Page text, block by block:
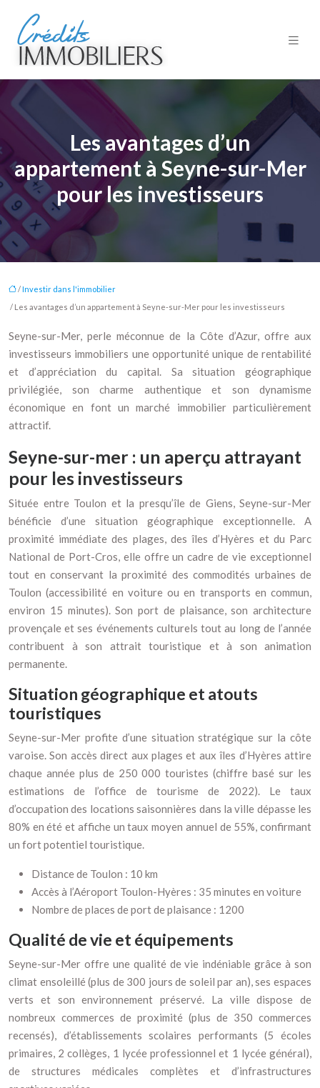
Les avantages d’un
appartement à Seyne-sur-Mer
pour les investisseurs
/Investir dans l'immobilier
/ Les avantages d’un appartement à Seyne-sur-Mer pour les investisseurs
Seyne-sur-Mer, perle méconnue de la Côte d’Azur, offre aux
investisseurs immobiliers une opportunité unique de rentabilité
et d’appréciation du capital. Sa situation géographique
privilégiée, son charme authentique et son dynamisme
économique en font un marché immobilier particulièrement
attractif.
Seyne-sur-mer : un aperçu attrayant
pour les investisseurs
Située entre Toulon et la presqu’île de Giens, Seyne-sur-Mer
bénéficie d’une situation géographique exceptionnelle. A
proximité immédiate des plages, des îles d’Hyères et du Parc
National de Port-Cros, elle offre un cadre de vie exceptionnel
tout en conservant la proximité des commodités urbaines de
Toulon (accessibilité en voiture ou en transports en commun,
environ 15 minutes). Son port de plaisance, son architecture
provençale et ses événements culturels tout au long de l’année
contribuent à son attrait touristique et à son animation
permanente.
Situation géographique et atouts
touristiques
Seyne-sur-Mer profite d’une situation stratégique sur la côte
varoise. Son accès direct aux plages et aux îles d’Hyères attire
chaque année plus de 250 000 touristes (chiffre basé sur les
estimations de l’office de tourisme de 2022). Le taux
d’occupation des locations saisonnières dans la ville dépasse les
80% en été et affiche un taux moyen annuel de 55%, confirmant
un fort potentiel touristique.
Distance de Toulon : 10 km
Accès à l’Aéroport Toulon-Hyères : 35 minutes en voiture
Nombre de places de port de plaisance : 1200
Qualité de vie et équipements
Seyne-sur-Mer offre une qualité de vie indéniable grâce à son
climat ensoleillé (plus de 300 jours de soleil par an), ses espaces
verts et son environnement préservé. La ville dispose de
nombreux commerces de proximité (plus de 350 commerces
recensés), d’établissements scolaires performants (5 écoles
primaires, 2 collèges, 1 lycée professionnel et 1 lycée général),
de structures médicales complètes et d’infrastructures